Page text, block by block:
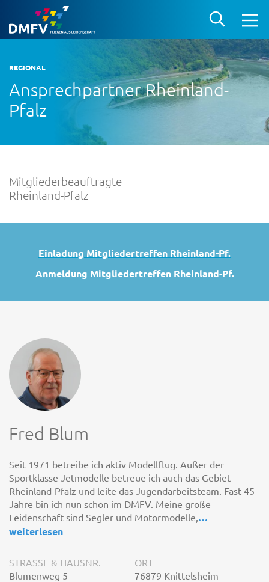
REGIONAL
Ansprechpartner Rheinland-
Pfalz
Mitgliederbeauftragte
Rheinland-Pfalz
Einladung Mitgliedertreffen Rheinland-Pf.
Anmeldung Mitgliedertreffen Rheinland-Pf.
Fred Blum
Seit 1971 betreibe ich aktiv Modellflug. Außer der
Sportklasse Jetmodelle betreue ich auch das Gebiet
Rheinland-Pfalz und leite das Jugendarbeitsteam. Fast 45
Jahre bin ich nun schon im DMFV. Meine große
Leidenschaft sind Segler und Motormodelle, …
weiterlesen
STRASSE & HAUSNR.
Blumenweg 5
ORT
76879 Knittelsheim